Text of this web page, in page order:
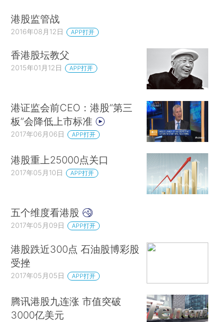
港股监管战
2016年08月12日 APP打开
香港股坛教父
2015年01月12日 APP打开
港证监会前CEO：港股“第三
板”会降低上市标准
2017年06月06日 APP打开
港股重上25000点关口
2017年05月10日 APP打开
五个维度看港股
2017年05月09日 APP打开
港股跌近300点 石油股博彩股
受挫
2017年05月05日 APP打开
腾讯港股九连涨 市值突破
3000亿美元